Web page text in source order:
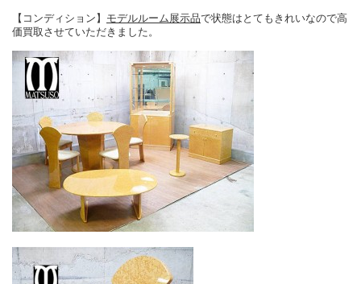
【コンディション】 モデルルーム展示品で状態はとてもきれいなので高
価買取させていただきました。